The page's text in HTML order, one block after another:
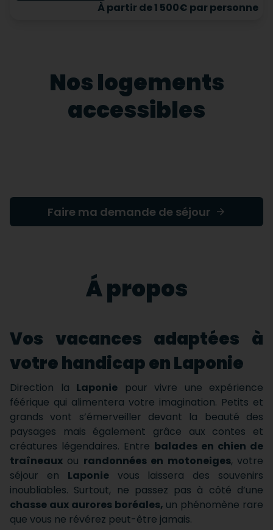
Faire ma demande de séjour
Á propos
Vos vacances adaptées à
votre handicap en Laponie
Direction la Laponie pour vivre une expérience
féérique qui alimentera votre imagination. Petits et
grands vont s’émerveiller devant la beauté des
paysages mais également grâce aux contes et
créatures légendaires. Entre balades en chien de
traîneaux ou randonnées en motoneiges, votre
séjour en Laponievous laissera des souvenirs
inoubliables. Surtout, ne passez pas à côté d’une
chasse aux aurores boréales, un phénomène rare
que vous ne révérez peut-être jamais.
À partir de 1 500€ par personne
Nos logements
accessibles